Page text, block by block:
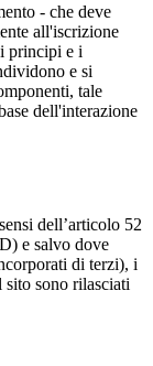
- che deve
all'iscrizione
principi e i
e si
tale
dell'interazione
dell’articolo 52
e salvo dove
di terzi), i
sono rilasciati